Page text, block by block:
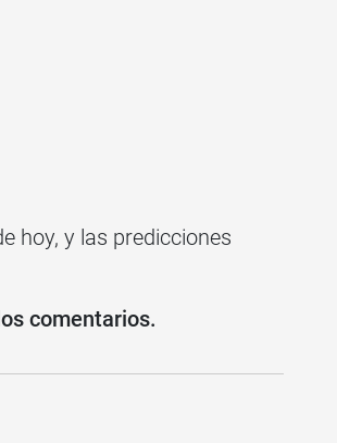
hoy, y las predicciones
comentarios.